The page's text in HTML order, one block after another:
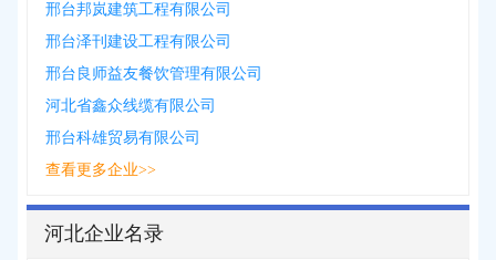
邢台邦岚建筑工程有限公司
邢台泽刊建设工程有限公司
邢台良师益友餐饮管理有限公司
河北省鑫众线缆有限公司
邢台科雄贸易有限公司
查看更多企业>>
河北企业名录